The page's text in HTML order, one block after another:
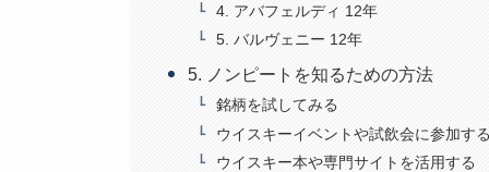
4. アバフェルディ 12年
5. バルヴェニー 12年
5. ノンピートを知るための方法
銘柄を試してみる
ウイスキーイベントや試飲会に参加す
ウイスキー本や専門サイトを活用する